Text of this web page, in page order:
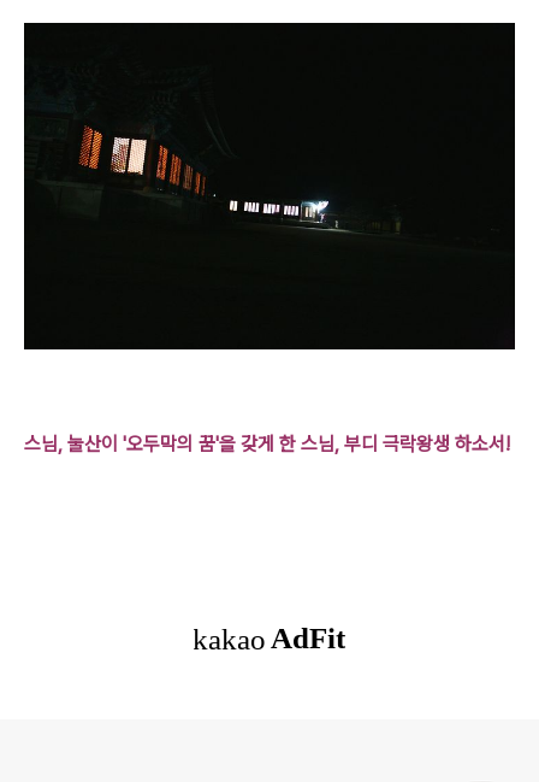
스님, 눌산이 '오두막의 꿈'을 갖게 한 스님, 부디 극락왕생 하소서!